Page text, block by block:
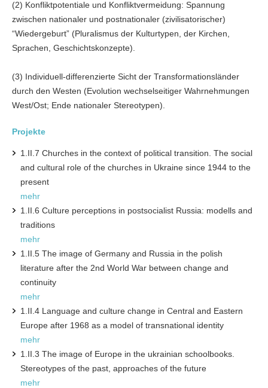
(2) Konfliktpotentiale und Konfliktvermeidung: Spannung
zwischen nationaler und postnationaler (zivilisatorischer)
“Wiedergeburt” (Pluralismus der Kulturtypen, der Kirchen,
Sprachen, Geschichtskonzepte).
(3) Individuell-differenzierte Sicht der Transformationsländer
durch den Westen (Evolution wechselseitiger Wahrnehmungen
West/Ost; Ende nationaler Stereotypen).
Projekte
1.II.7 Churches in the context of political transition. The social
and cultural role of the churches in Ukraine since 1944 to the
present
mehr
1.II.6 Culture perceptions in postsocialist Russia: modells and
traditions
mehr
1.II.5 The image of Germany and Russia in the polish
literature after the 2nd World War between change and
continuity
mehr
1.II.4 Language and culture change in Central and Eastern
Europe after 1968 as a model of transnational identity
mehr
1.II.3 The image of Europe in the ukrainian schoolbooks.
Stereotypes of the past, approaches of the future
mehr